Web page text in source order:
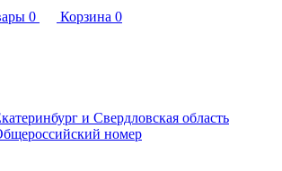
0 Корзина 0
и Свердловская область
номер